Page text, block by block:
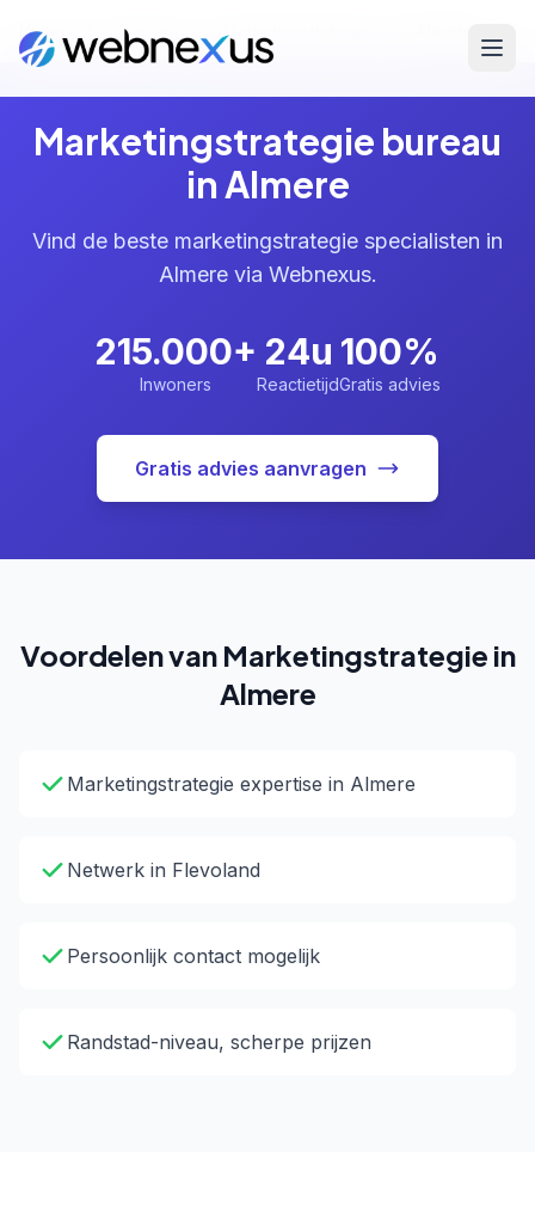
Home Diensten Marketingstrategie
Marketingstrategie bureau
in Almere
Vind de beste marketingstrategie specialisten in
Almere via Webnexus.
215.000+
Inwoners
24u
Reactietijd
100%
Gratis advies
Gratis advies aanvragen
Voordelen van Marketingstrategie in
Almere
Marketingstrategie expertise in Almere
Netwerk in Flevoland
Persoonlijk contact mogelijk
Randstad-niveau, scherpe prijzen